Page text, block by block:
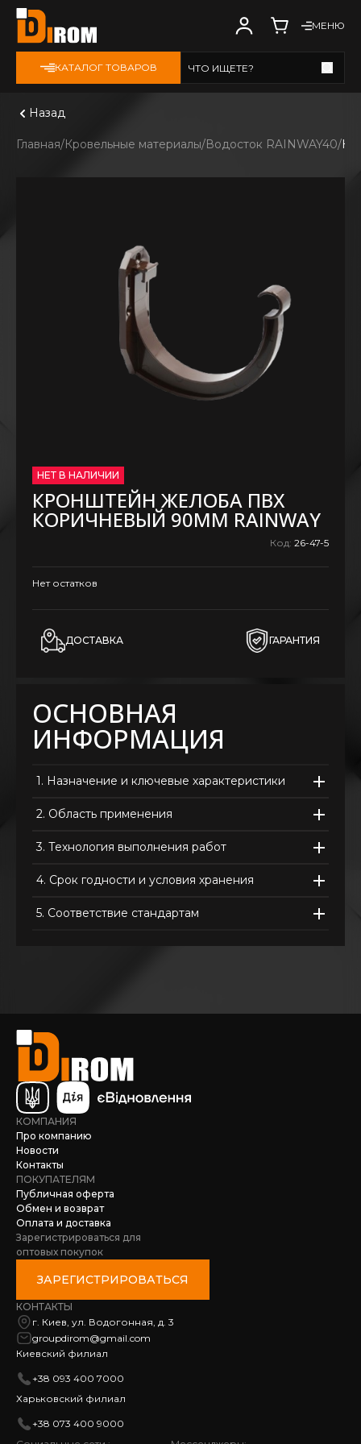
МЕНЮ
КАТАЛОГ ТОВАРОВ ЧТО ИЩЕТЕ?
Назад
Главная Кровельные материалы Водосток RAINWAY40
НЕТ В НАЛИЧИИ
КРОНШТЕЙН ЖЕЛОБА ПВХ
КОРИЧНЕВЫЙ 90ММ RAINWAY
Код: 26-47-5
Нет остатков
ДОСТАВКА ГАРАНТИЯ
ОСНОВНАЯ
ИНФОРМАЦИЯ
1. Назначение и ключевые характеристики
2. Область применения
3. Технология выполнения работ
4. Срок годности и условия хранения
5. Соответствие стандартам
КОМПАНИЯ
Про компанию
Новости
Контакты
ПОКУПАТЕЛЯМ
Публичная оферта
Обмен и возврат
Оплата и доставка
Зарегистрироваться для
оптовых покупок
ЗАРЕГИСТРИРОВАТЬСЯ
КОНТАКТЫ
г. Киев, ул. Водогонная, д. 3
groupdirom@gmail.com
Киевский филиал
+38 093 400 7000
Харьковский филиал
+38 073 400 9000